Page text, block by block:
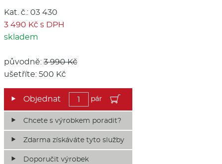
Kat. č.: 03 430
3 490 Kč s DPH
skladem
původně: 3 990 Kč
ušetříte: 500 Kč
pár
Chcete s výrobkem poradit?
Zdarma získáváte tyto služby
Doporučit výrobek